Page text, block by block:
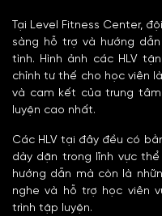
Tại Level Fitness Center,
sàng hỗ trợ và hướng
tình. Hình ảnh các HLV
chỉnh tư thế cho học viên
và cam kết của trung
luyện cao nhất.
Các HLV tại đây đều có
dày dặn trong lĩnh vực thể
hướng dẫn mà còn là
nghe và hỗ trợ học viên
trình tập luyện.